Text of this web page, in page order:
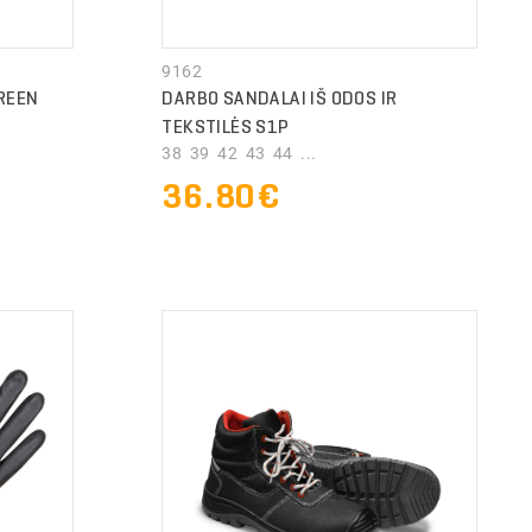
9162
DARBO SANDALAI IŠ ODOS IR
TEKSTILĖS S1P
38 39 42 43 44 ...
36.80€